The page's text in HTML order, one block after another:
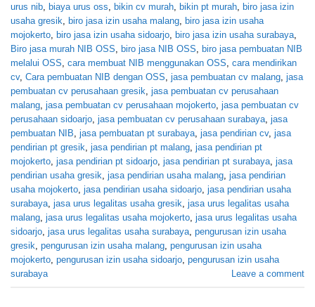
urus nib
biaya urus oss bikin cv murah bikin pt murah
biro jasa izin
usaha gresik
biro jasa izin usaha malang
biro jasa izin usaha
mojokerto
biro jasa izin usaha sidoarjo biro jasa izin usaha surabaya
Biro jasa murah NIB OSS
biro jasa NIB OSS
biro jasa pembuatan NIB
melalui OSS cara membuat NIB menggunakan OSS cara mendirikan
cv, Cara pembuatan NIB dengan OSS jasa pembuatan cv malang jasa
pembuatan cv perusahaan gresik jasa pembuatan cv perusahaan
malang jasa pembuatan cv perusahaan mojokerto jasa pembuatan cv
perusahaan sidoarjo jasa pembuatan cv perusahaan surabaya jasa
pembuatan NIB jasa pembuatan pt surabaya jasa pendirian cv, jasa
pendirian pt gresik jasa pendirian pt malang jasa pendirian pt
mojokerto jasa pendirian pt sidoarjo jasa pendirian pt surabaya jasa
pendirian usaha gresik jasa pendirian usaha malang jasa pendirian
usaha mojokerto jasa pendirian usaha sidoarjo jasa pendirian usaha
surabaya jasa urus legalitas usaha gresik jasa urus legalitas usaha
malang jasa urus legalitas usaha mojokerto jasa urus legalitas usaha
sidoarjo jasa urus legalitas usaha surabaya pengurusan izin usaha
gresik pengurusan izin usaha malang pengurusan izin usaha
mojokerto pengurusan izin usaha sidoarjo pengurusan izin usaha
surabaya
Leave a comment